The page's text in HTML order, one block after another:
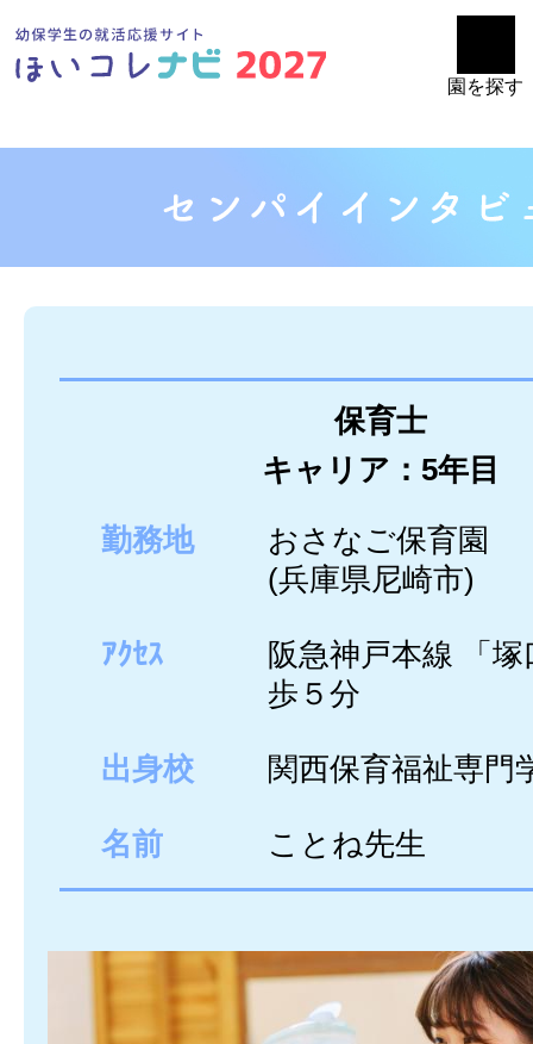
園を探す
保育士
キャリア：5年目
勤務地
おさなご保育園
(兵庫県尼崎市)
ｱｸｾｽ
阪急神戸本線 「
歩５分
出身校 関西保育福祉専門
名前 ことね先生